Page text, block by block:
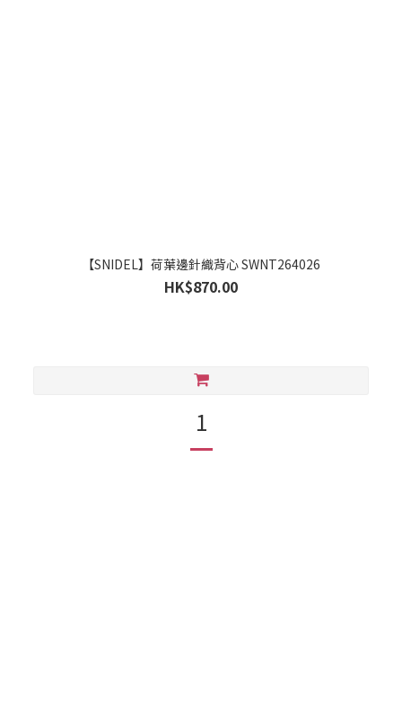
【SNIDEL】荷葉邊針織背心 SWNT264026
HK$870.00
1